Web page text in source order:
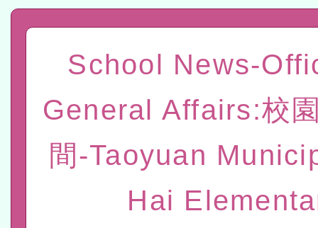
程
A3數位素養講師名單
「數位內容與教學軟體線
赴陸應申請許可一案
轉知經濟部水利署委託財
研究院辦理「115年表揚
位及節水達人選拔活動」
115年8月22日(星期六)辦
市孔廟祈福系列活動—儒
2026年桃園地景藝術節教
School News-
General Affairs:校
間-Taoyuan
Hai